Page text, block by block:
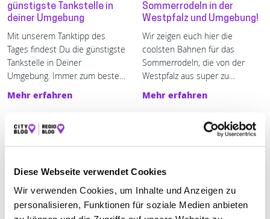
Diese Webseite verwendet Cookies
Wir verwenden Cookies, um Inhalte und Anzeigen zu
personalisieren, Funktionen für soziale Medien anbieten
günstigste Tankstelle in
deiner Umgebung
Mit unserem Tanktipp des
Tages findest Du die günstigste
Tankstelle in Deiner
Umgebung. Immer zum besten
Preis tanken - mit enerQuick.
Mehr erfahren
Sommerrodeln in der
Westpfalz und Umgebung!
Wir zeigen euch hier die
coolsten Bahnen für das
Sommerrodeln, die von der
Westpfalz aus super zu
erreichen sind.
Mehr erfahren